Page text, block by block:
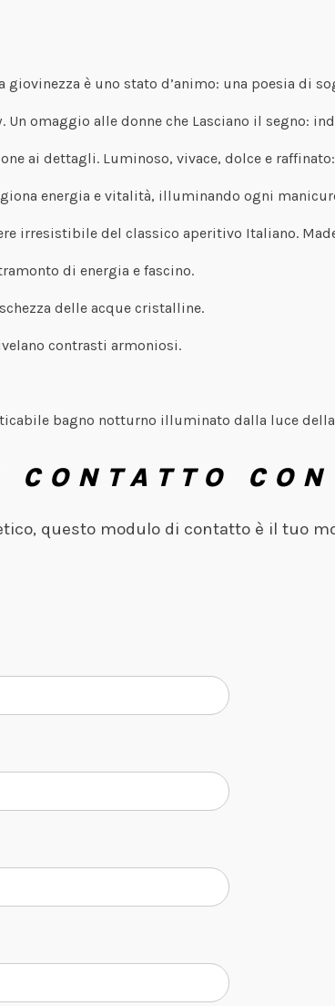
è uno stato d’animo: una poesia di
Un omaggio alle donne che Lasciano il
ai dettagli. Luminoso, vivace, dolce e
energia e vitalità, illuminando ogni
irresistibile del classico aperitivo Italiano.
di energia e fascino.
delle acque cristalline.
contrasti armoniosi.
bagno notturno illuminato dalla luce della
questo modulo di contatto è il tuo